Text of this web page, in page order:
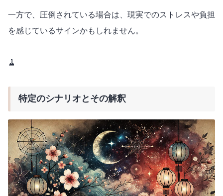
一方で、圧倒されている場合は、現実でのストレスや負担
を感じているサインかもしれません。
🧹
特定のシナリオとその解釈